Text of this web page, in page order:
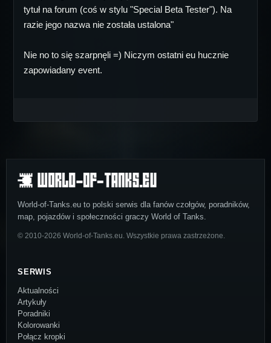
tytuł na forum (coś w stylu "Special Beta Tester"). Na
razie jego nazwa nie została ustalona"
Nie no to się szarpnęli =) Niczym ostatni eu hucznie
zapowiadany event.
World-of-Tanks.eu to polski serwis dla fanów czołgów, poradników,
map, pojazdów i społeczności graczy World of Tanks.
© 2010-2026 World-of-Tanks.eu. Wszystkie prawa zastrzeżone.
SERWIS
Aktualności
Artykuły
Poradniki
Kolorowanki
Połącz kropki